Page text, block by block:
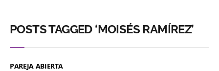
POSTS TAGGED ‘MOISÉS RAMÍREZ’
PAREJA ABIERTA